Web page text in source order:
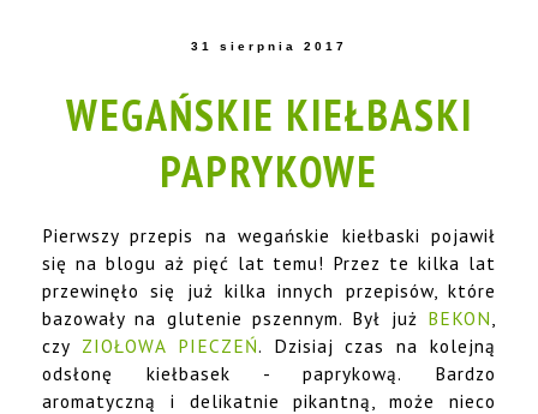
31 sierpnia 2017
WEGAŃSKIE KIEŁBASKI
PAPRYKOWE
Pierwszy przepis na wegańskie kiełbaski pojawił
się na blogu aż pięć lat temu! Przez te kilka lat
przewinęło się już kilka innych przepisów, które
bazowały na glutenie pszennym. Był już BEKON
czy ZIOŁOWA PIECZEŃ. Dzisiaj czas na kolejną
odsłonę kiełbasek - paprykową. Bardzo
aromatyczną i delikatnie pikantną, może nieco